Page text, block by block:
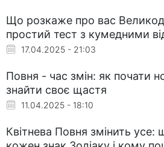
Що розкаже про вас
простий тест з кумедними
17.04.2025 - 21:03
Повня - час змін: як почати
знайти своє щастя
11.04.2025 - 18:10
Квітнева Повня змінить усе: